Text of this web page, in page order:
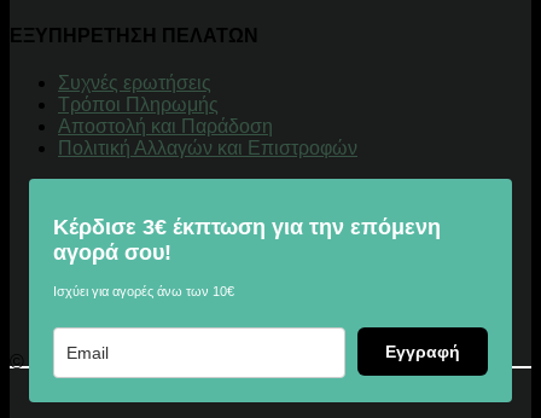
ΕΞΥΠΗΡΕΤΗΣΗ ΠΕΛΑΤΩΝ
Συχνές ερωτήσεις
Τρόποι Πληρωμής
Αποστολή και Παράδοση
Πολιτική Αλλαγών και Επιστροφών
Κέρδισε 3€ έκπτωση για την επόμενη
αγορά σου!
Ισχύει για αγορές άνω των 10€
Εγγραφή
© 2026 Digitalu.gr